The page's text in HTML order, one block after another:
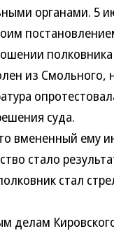
органами. 5
из Смольного,
суда.
вмененный ему
стало
стал
делам